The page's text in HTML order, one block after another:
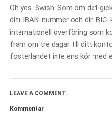
Oh yes. Swish. Som om det
ditt IBAN-nummer och din BIC-
internationell överföring som
fram om tre dagar till ditt
fosterlandet inte ens kör med
LEAVE A COMMENT.
Kommentar